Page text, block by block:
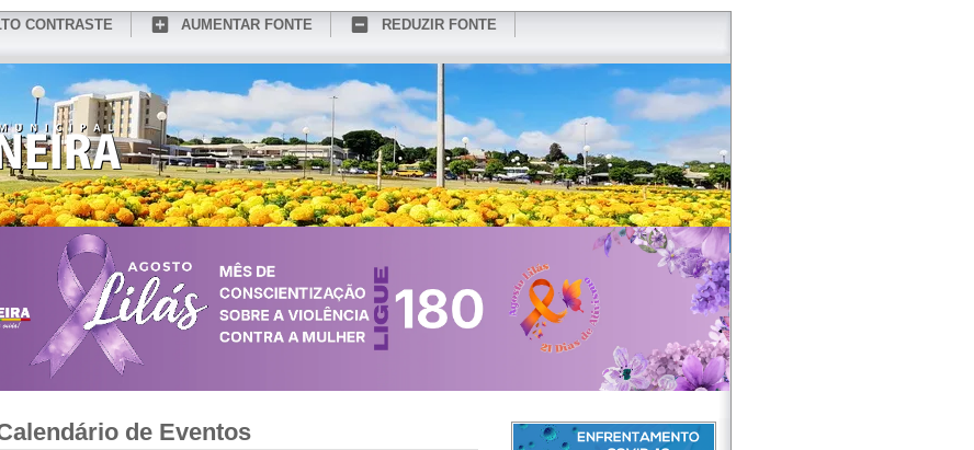
CONTRASTE AUMENTAR FONTE
REDUZIR FONTE
CONHEÇA MEDIANEIRA REDES SOCIAIS WEBMAIL
de Eventos